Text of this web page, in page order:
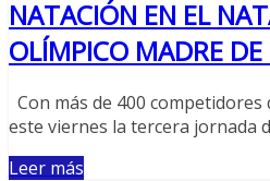
NATACIÓN EN EL
OLÍMPICO MADRE
Con más de 400
este viernes la tercera jornada
Leer más